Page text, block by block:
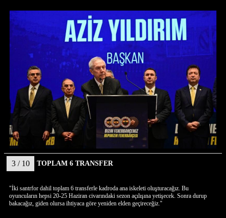
3 / 10 TOPLAM 6 TRANSFER
"İki santrfor dahil toplam 6 transferle kadroda ana iskeleti oluşturacağız. Bu
oyuncuların hepsi 20-25 Haziran civarındaki sezon açılışına yetişecek. Sonra durup
bakacağız, giden olursa ihtiyaca göre yeniden elden geçireceğiz."